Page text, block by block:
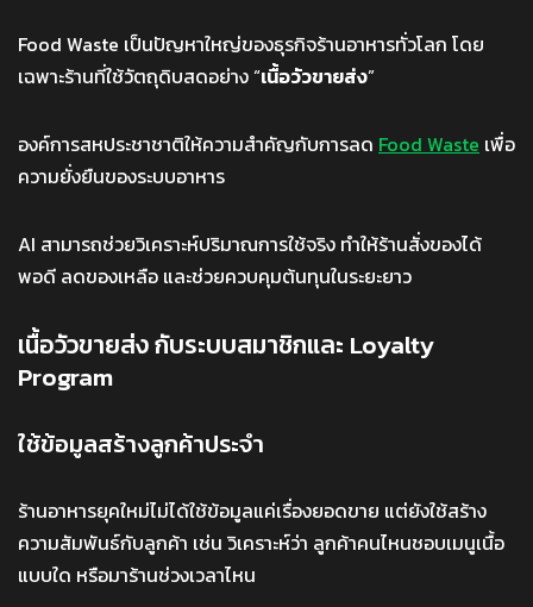
Food Waste เป็นปัญหาใหญ่ของธุรกิจร้านอาหารทั่วโลก โดย
เฉพาะร้านที่ใช้วัตถุดิบสดอย่าง “เนื้อวัวขายส่ง”
องค์การสหประชาชาติให้ความสำคัญกับการลด Food Waste เพื่อ
ความยั่งยืนของระบบอาหาร
AI สามารถช่วยวิเคราะห์ปริมาณการใช้จริง ทำให้ร้านสั่งของได้
พอดี ลดของเหลือ และช่วยควบคุมต้นทุนในระยะยาว
เนื้อวัวขายส่ง กับระบบสมาชิกและ Loyalty
Program
ใช้ข้อมูลสร้างลูกค้าประจำ
ร้านอาหารยุคใหม่ไม่ได้ใช้ข้อมูลแค่เรื่องยอดขาย แต่ยังใช้สร้าง
ความสัมพันธ์กับลูกค้า เช่น วิเคราะห์ว่า ลูกค้าคนไหนชอบเมนูเนื้อ
แบบใด หรือมาร้านช่วงเวลาไหน